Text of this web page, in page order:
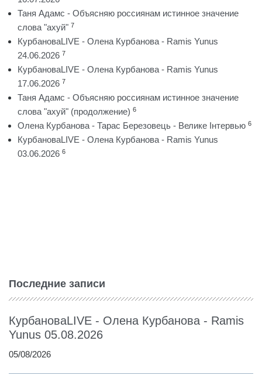
Таня Адамс - Объясняю россиянам истинное значение
слова "ахуй" 7
КурбановаLIVE - Олена Курбанова - Ramis Yunus
24.06.2026 7
КурбановаLIVE - Олена Курбанова - Ramis Yunus
17.06.2026 7
Таня Адамс - Объясняю россиянам истинное значение
слова "ахуй" (продолжение) 6
Олена Курбанова - Тарас Березовець - Велике Інтервью 6
КурбановаLIVE - Олена Курбанова - Ramis Yunus
03.06.2026 6
Последние записи
КурбановаLIVE - Олена Курбанова - Ramis
Yunus 05.08.2026
05/08/2026